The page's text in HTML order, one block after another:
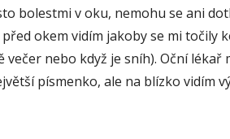
bolestmi v oku, nemohu se ani
okem vidím jakoby se mi točily
nebo když je sníh). Oční lékař
písmenko, ale na blízko vidím